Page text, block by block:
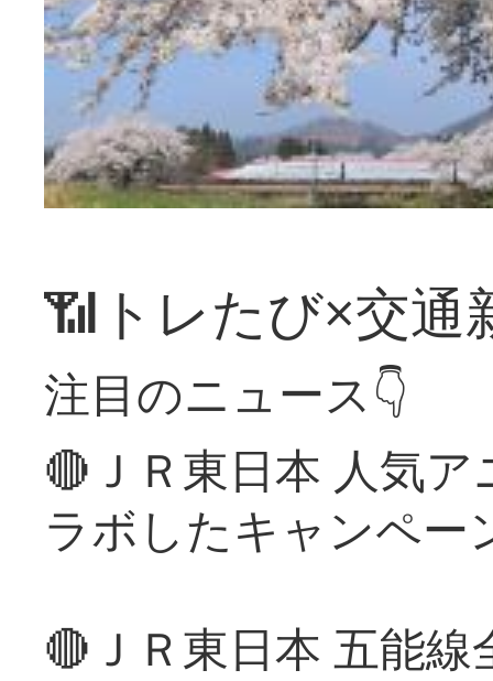
📶トレたび×交通
注目のニュース👇
🔴ＪＲ東日本 人気
ラボしたキャンペー
🔴ＪＲ東日本 五能